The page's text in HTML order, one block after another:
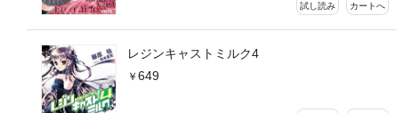
試し読み カートへ
レジンキャストミルク4
649